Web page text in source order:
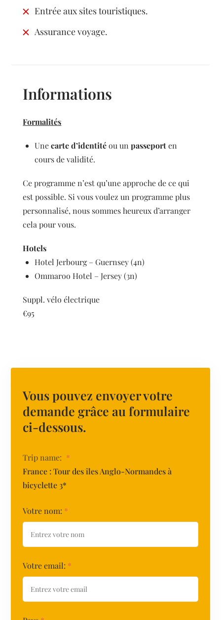
Entrée aux sites touristiques.
Assurance voyage.
Informations
Formalités
Unecarte d’identitéou unpasseporten
cours de validité.
Ce programme n’est qu’une approche de ce qui
est possible. Si vous voulez un programme plus
personnalisé, nous sommes heureux d’arranger
cela pour vous.
Hotels
Hotel Jerbourg – Guernsey (4n)
Ommaroo Hotel – Jersey (3n)
Suppl. vélo électrique
€95
Vous pouvez envoyer votre
demande grâce au formulaire
ci-dessous.
Trip name: *
France : Tour des îles Anglo-Normandes à
bicyclette 3*
Votre nom: *
Votre email: *